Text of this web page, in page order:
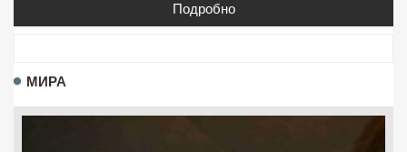
Подробно
МИРА